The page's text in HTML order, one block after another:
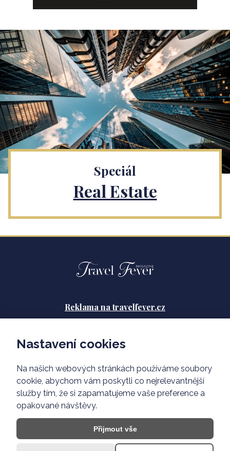
Speciál
Real Estate
Reklama na travelfever.cz
O nás
Nastavení cookies
Na našich webových stránkách používáme soubory
cookie, abychom vám poskytli co nejrelevantnější
služby tím, že si zapamatujeme vaše preference a
opakované návštěvy.
Přijmout vše